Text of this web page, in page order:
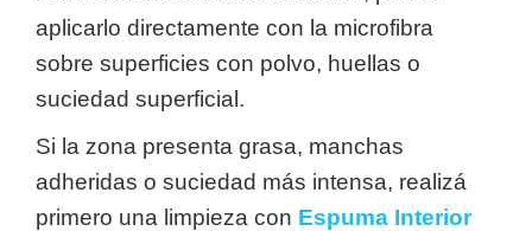
aplicarlo directamente con la microfibra
sobre superficies con polvo, huellas o
suciedad superficial.
Si la zona presenta grasa, manchas
adheridas o suciedad más intensa, realizá
primero una limpieza con Espuma Interior